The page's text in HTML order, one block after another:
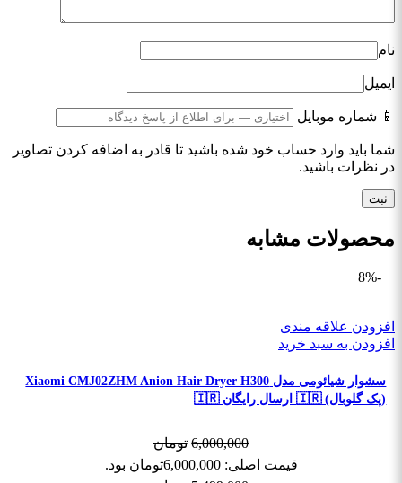
نام
ایمیل
📱 شماره موبایل
شما باید وارد حساب خود شده باشید تا قادر به اضافه کردن تصاویر
در نظرات باشید.
محصولات مشابه
-8%
افزودن علاقه مندی
افزودن به سبد خرید
سشوار شیائومی مدل Xiaomi CMJ02ZHM Anion Hair Dryer H300
(پک گلوبال) 🇮🇷 ارسال رایگان 🇮🇷
6,000,000 تومان
قیمت اصلی: 6,000,000تومان بود.